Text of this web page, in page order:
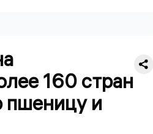
160 стран
пшеницу и